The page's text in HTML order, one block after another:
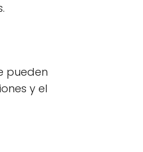
pueden
y el